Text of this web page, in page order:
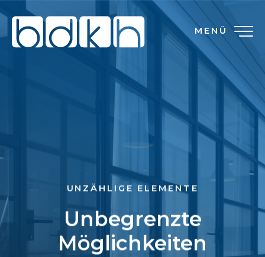
MENÜ
UNZÄHLIGE ELEMENTE
Unbegrenzte
Möglichkeiten